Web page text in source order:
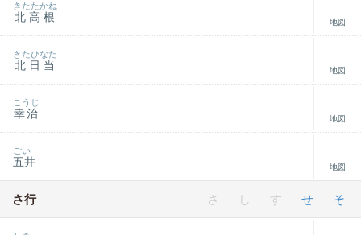
北高根
きたたかね
地図
北日当
きたひなた
地図
幸治
こうじ
地図
五井
ごい
地図
さ行 さ し す せ そ